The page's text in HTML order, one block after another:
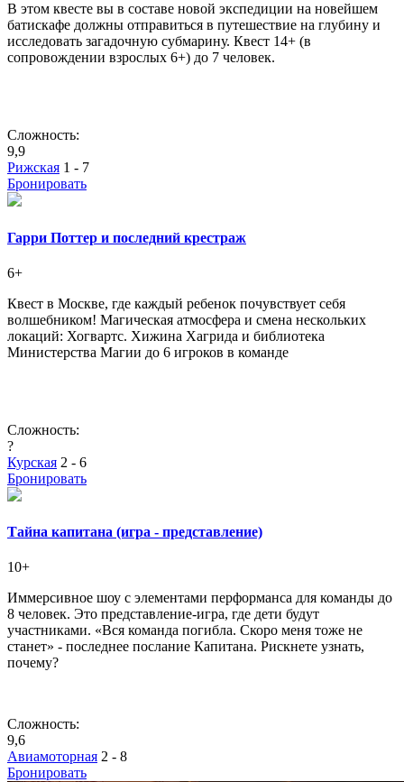
В этом квесте вы в составе новой экспедиции на новейшем
батискафе должны отправиться в путешествие на глубину и
исследовать загадочную субмарину. Квест 14+ (в
сопровождении взрослых 6+) до 7 человек.
Сложность:
9,9
Рижская 1 - 7
Бронировать
Гарри Поттер и последний крестраж
6+
Квест в Москве, где каждый ребенок почувствует себя
волшебником! Магическая атмосфера и смена нескольких
локаций: Хогвартс. Хижина Хагрида и библиотека
Министерства Магии до 6 игроков в команде
Сложность:
?
Курская 2 - 6
Бронировать
Тайна капитана (игра - представление)
10+
Иммерсивное шоу с элементами перформанса для команды до
8 человек. Это представление-игра, где дети будут
участниками. «Вся команда погибла. Скоро меня тоже не
станет» - последнее послание Капитана. Рискнете узнать,
почему?
Сложность:
9,6
Авиамоторная 2 - 8
Бронировать